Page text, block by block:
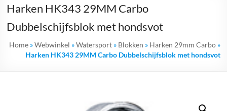
goed
advies!
Harken HK343 29MM Carbo
Dubbelschijfsblok met hondsvot
Home»Webwinkel »Watersport» Blokken » Harken 29mm Carbo»
Harken HK343 29MM Carbo Dubbelschijfsblok met hondsvot